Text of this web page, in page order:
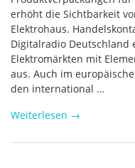
erhöht die Sichtbarkeit
Elektrohaus.
Digitalradio Deutschland
Elektromärkten mit
aus. Auch im
den international …
Weiterlesen →